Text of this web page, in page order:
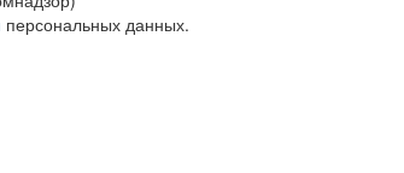
персональных данных.